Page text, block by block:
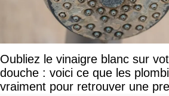
Oubliez le vinaigre blanc sur
douche : voici ce que les
vraiment pour retrouver une